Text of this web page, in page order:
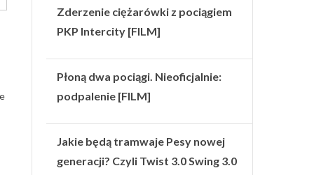
Zderzenie ciężarówki z pociągiem
PKP Intercity [FILM]
Płoną dwa pociągi. Nieoficjalnie:
podpalenie [FILM]
Jakie będą tramwaje Pesy nowej
generacji? Czyli Twist 3.0 Swing 3.0